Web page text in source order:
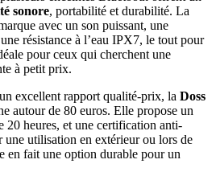
sonore, portabilité et durabilité. La
avec un son puissant, une
résistance à l’eau IPX7, le tout pour
pour ceux qui cherchent une
à petit prix.
excellent rapport qualité-prix, la Doss
autour de 80 euros. Elle propose un
20 heures, et une certification anti-
une utilisation en extérieur ou lors de
en fait une option durable pour un